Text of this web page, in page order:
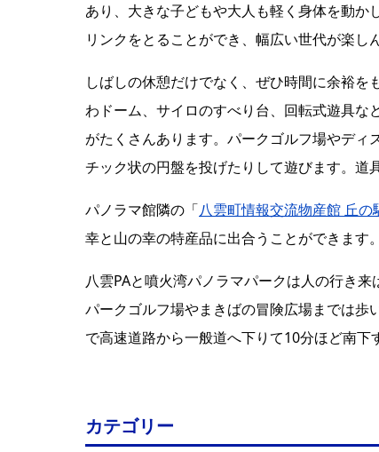
あり、大きな子どもや大人も軽く身体を動
リンクをとることができ、幅広い世代が楽し
しばしの休憩だけでなく、ぜひ時間に余裕
わドーム、サイロのすべり台、回転式遊具
がたくさんあります。パークゴルフ場やデ
チック状の円盤を投げたりして遊びます。道
パノラマ館隣の「八雲町情報交流物産館 丘の
幸と山の幸の特産品に出合うことができます。
八雲PAと噴火湾パノラマパークは人の行き
パークゴルフ場やまきばの冒険広場までは
で高速道路から一般道へ下りて10分ほど南下
カテゴリー